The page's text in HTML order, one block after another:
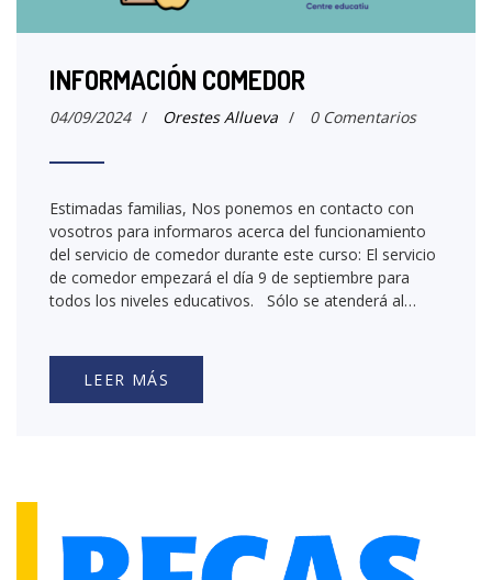
INFORMACIÓN COMEDOR
04/09/2024 / Orestes Allueva / 0 Comentarios
Estimadas familias, Nos ponemos en contacto con
vosotros para informaros acerca del funcionamiento
del servicio de comedor durante este curso: El servicio
de comedor empezará el día 9 de septiembre para
todos los niveles educativos. Sólo se atenderá al…
LEER MÁS